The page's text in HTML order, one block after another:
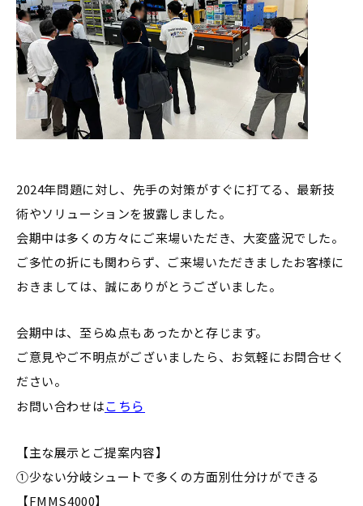
2024年問題に対し、先手の対策がすぐに打てる、最新技
術やソリューションを披露しました。
会期中は多くの方々にご来場いただき、大変盛況でした。
ご多忙の折にも関わらず、ご来場いただきましたお客様に
おきましては、誠にありがとうございました。
会期中は、至らぬ点もあったかと存じます。
ご意見やご不明点がございましたら、お気軽にお問合せく
ださい。
お問い合わせはこちら
【主な展示とご提案内容】
➀少ない分岐シュートで多くの方面別仕分けができる
【FMMS4000】